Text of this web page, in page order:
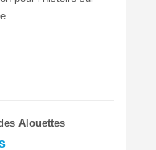
Alouettes